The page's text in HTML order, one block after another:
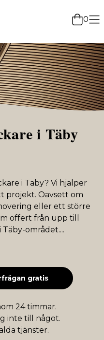
0
i Täby
i Täby? Vi hjälper
projekt. Oavsett om
eller ett större
offert från upp till
Täby-området....
gratis
24 timmar.
inte till något.
tjänster.